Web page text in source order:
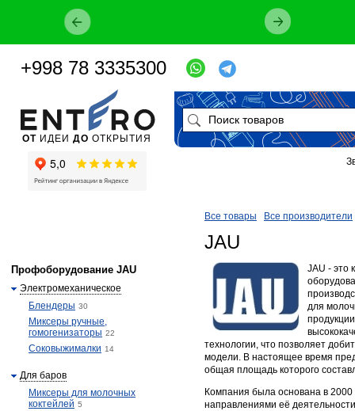
Все товары Все производители
JAU
​JAU - это
для
технологии, что позволяет
модели. В настоящее время
общая площадь которого
Компания была основана в 2000
направлениями её
Профоборудование JAU
Электромеханическое
Блендеры 30
Миксеры ручные,
гомогенизаторы 22
Соковыжималки 14
Для баров
Миксеры для молочных
коктейлей 5
ОТ ИДЕИ ДО ОТКРЫТИЯ
+998 78 3335300